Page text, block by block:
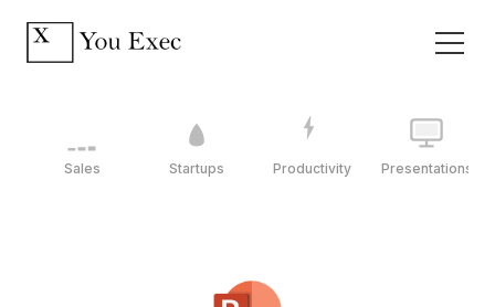
Sales Startups Productivity Presentations